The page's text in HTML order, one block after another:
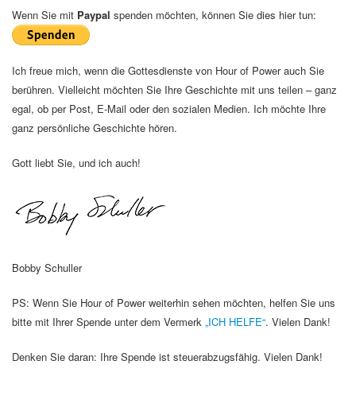
Wenn Sie mit Paypal spenden möchten, können Sie dies hier tun:
Ich freue mich, wenn die Gottesdienste von Hour of Power auch Sie
berühren. Vielleicht möchten Sie Ihre Geschichte mit uns teilen – ganz
egal, ob per Post, E-Mail oder den sozialen Medien. Ich möchte Ihre
ganz persönliche Geschichte hören.
Gott liebt Sie, und ich auch!
Bobby Schuller
PS: Wenn Sie Hour of Power weiterhin sehen möchten, helfen Sie uns
bitte mit Ihrer Spende unter dem Vermerk „ICH HELFE“. Vielen Dank!
Denken Sie daran: Ihre Spende ist steuerabzugsfähig. Vielen Dank!